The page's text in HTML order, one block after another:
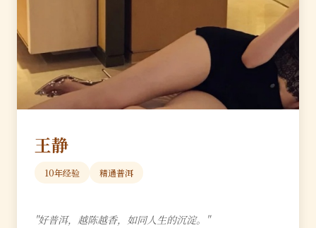
王静
10年经验 精通普洱
"好普洱，越陈越香，如同人生的沉淀。"